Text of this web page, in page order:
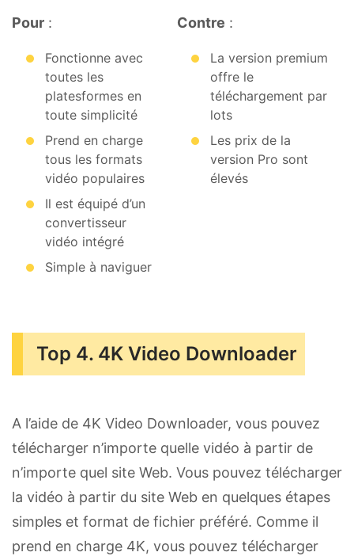
Pour :
Fonctionne avec
toutes les
platesformes en
toute simplicité
Prend en charge
tous les formats
vidéo populaires
Il est équipé d’un
convertisseur
vidéo intégré
Simple à naviguer
Contre :
La version premium
offre le
téléchargement par
lots
Les prix de la
version Pro sont
élevés
Top 4. 4K Video Downloader
A l’aide de 4K Video Downloader, vous pouvez
télécharger n’importe quelle vidéo à partir de
n’importe quel site Web. Vous pouvez télécharger
la vidéo à partir du site Web en quelques étapes
simples et format de fichier préféré. Comme il
prend en charge 4K, vous pouvez télécharger